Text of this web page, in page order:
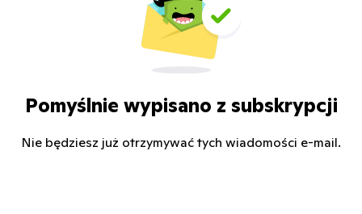
Pomyślnie wypisano z subskrypcji
Nie będziesz już otrzymywać tych wiadomości e-mail.